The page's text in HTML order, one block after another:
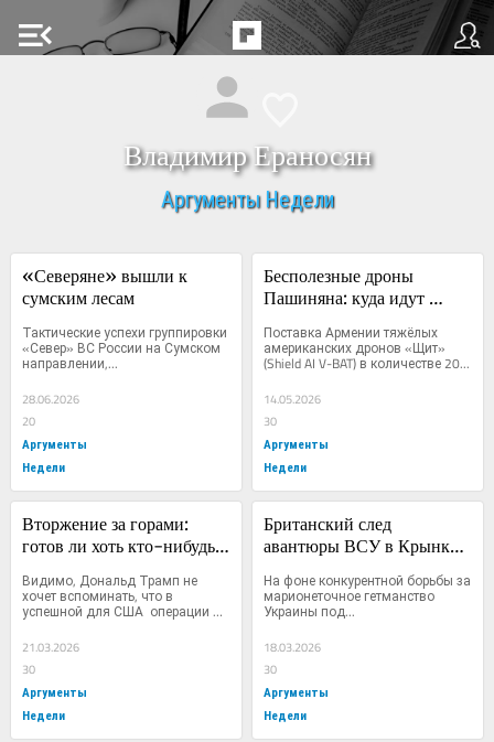
menu_open
Владимир Ераносян
Аргументы Недели
«Северяне» вышли к
сумским лесам
Тактические успехи группировки
«Север» ВС России на Сумском
направлении,...
28.06.2026
20
Аргументы
Недели
Бесполезные дроны
Пашиняна: куда идут
налогоплательщиков
Поставка Армении тяжёлых
американских дронов «Щит»
(Shield AI V-BAT) в количестве 20...
14.05.2026
30
Аргументы
Недели
Вторжение за горами:
готов ли хоть кто-нибудь
операцию против Ирана
после провала
Видимо, Дональд Трамп не
хочет вспоминать, что в
успешной для США  операции
«Буря...
21.03.2026
30
Аргументы
Недели
Британский след
авантюры ВСУ в Крынках:
расстроили планы ВСУ
На фоне конкурентной борьбы за
марионеточное гетманство
Украины под...
18.03.2026
30
Аргументы
Недели